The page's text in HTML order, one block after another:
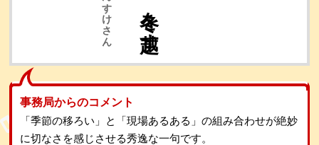
事務局からのコメント
「季節の移ろい」と「現場あるある」の組み合わせが絶妙
に切なさを感じさせる秀逸な一句です。